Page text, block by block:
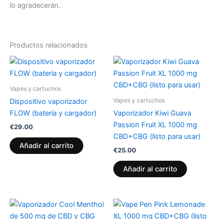
lo agradecerán.
Productos relacionados
Vapes y cartuchos
Dispositivo vaporizador
FLOW (batería y cargador)
€29.00
Añadir al carrito
Vapes y cartuchos
Vaporizador Kiwi Guava
Passion Fruit XL 1000 mg
CBD+CBG (listo para usar)
€25.00
Añadir al carrito